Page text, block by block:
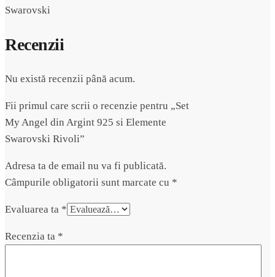
Swarovski
Recenzii
Nu există recenzii până acum.
Fii primul care scrii o recenzie pentru „Set
My Angel din Argint 925 si Elemente
Swarovski Rivoli”
Adresa ta de email nu va fi publicată.
Câmpurile obligatorii sunt marcate cu *
Evaluarea ta *
Recenzia ta *